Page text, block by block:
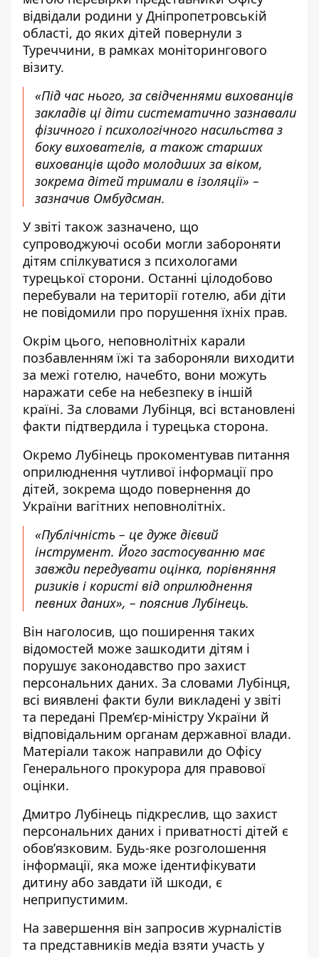
відвідали родини у Дніпропетровській
області, до яких дітей повернули з
Туреччини, в рамках моніторингового
візиту.
«Під час нього, за свідченнями вихованців
закладів ці діти систематично зазнавали
фізичного і психологічного насильства з
боку вихователів, а також старших
вихованців щодо молодших за віком,
зокрема дітей тримали в ізоляції» –
зазначив Омбудсман.
У звіті також зазначено, що
супроводжуючі особи могли забороняти
дітям спілкуватися з психологами
турецької сторони. Останні цілодобово
перебували на території готелю, аби діти
не повідомили про порушення їхніх прав.
Окрім цього, неповнолітніх карали
позбавленням їжі та забороняли виходити
за межі готелю, начебто, вони можуть
наражати себе на небезпеку в іншій
країні. За словами Лубінця, всі встановлені
факти підтвердила і турецька сторона.
Окремо Лубінець прокоментував питання
оприлюднення чутливої інформації про
дітей, зокрема щодо повернення до
України вагітних неповнолітніх.
«Публічність – це дуже дієвий
інструмент. Його застосуванню має
завжди передувати оцінка, порівняння
ризиків і користі від оприлюднення
певних даних», – пояснив Лубінець.
Він наголосив, що поширення таких
відомостей може зашкодити дітям і
порушує законодавство про захист
персональних даних. За словами Лубінця,
всі виявлені факти були викладені у звіті
та передані Прем’єр-міністру України й
відповідальним органам державної влади.
Матеріали також направили до Офісу
Генерального прокурора для правової
оцінки.
Дмитро Лубінець підкреслив, що захист
персональних даних і приватності дітей є
обов’язковим. Будь-яке розголошення
інформації, яка може ідентифікувати
дитину або завдати їй шкоди, є
неприпустимим.
На завершення він запросив журналістів
та представників медіа взяти участь у